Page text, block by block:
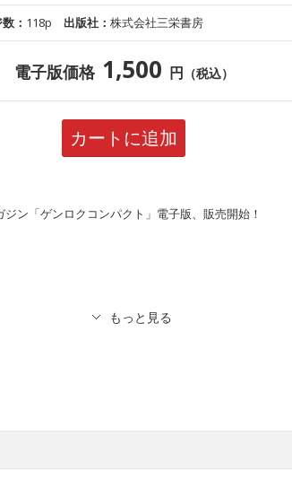
： 118p 出版社：株式会社三栄書房
電子版価格 1,500 円 （税込）
カートに追加
ン「ゲンロクコンパクト」電子版、販売開始！